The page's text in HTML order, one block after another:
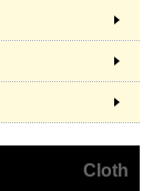
Cloth